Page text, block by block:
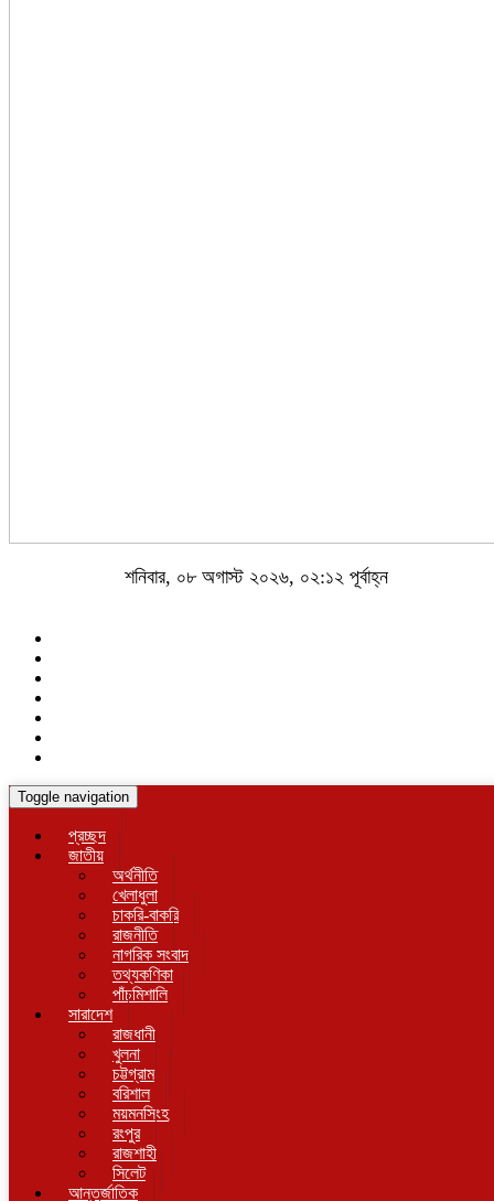
শনিবার, ০৮ অগাস্ট ২০২৬, ০২:১২ পূর্বাহ্ন
Toggle navigation
প্রচ্ছদ
জাতীয়
অর্থনীতি
খেলাধুলা
চাকরি-বাকরি
রাজনীতি
নাগরিক সংবাদ
তথ্যকণিকা
পাঁচমিশালি
সারাদেশ
রাজধানী
খুলনা
চট্টগ্রাম
বরিশাল
ময়মনসিংহ
রংপুর
রাজশাহী
সিলেট
আন্তর্জাতিক